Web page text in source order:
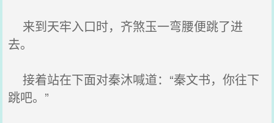
来到天牢入口时，齐煞玉一弯腰便跳了进
去。
接着站在下面对秦沐喊道：“秦文书，你往下
跳吧。”